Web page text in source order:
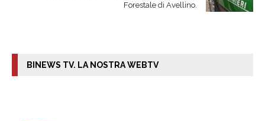
Forestale di Avellino.
BINEWS TV. LA NOSTRA WEBTV